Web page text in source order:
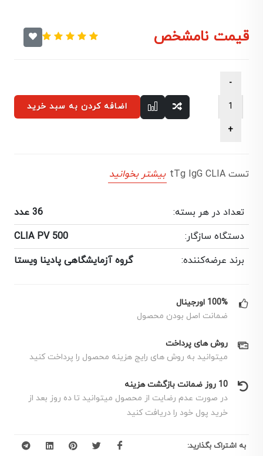
قیمت نامشخص
اضافه کردن به سبد خرید
تست tTg IgG CLIA بیشتر بخوانید
تعداد در هر بسته:
36 عدد
دستگاه سازگار:
CLIA PV 500
برند عرضه‌کننده:
گروه آزمایشگاهی پادینا ویستا
100% اورجینال
ضمانت اصل بودن محصول
روش های پرداخت
میتوانید به روش های رایج هزینه محصول را پرداخت کنید
10 روز ضمانت بازگشت هزینه
در صورت عدم رضایت از محصول میتوانید تا ده روز بعد از
خرید پول خود را دریافت کنید
به اشتراک بگذارید: